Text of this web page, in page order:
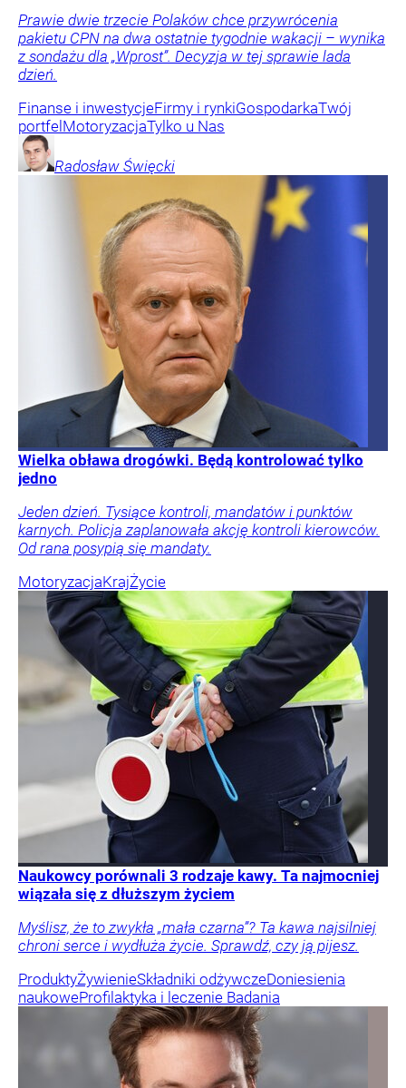
Prawie dwie trzecie Polaków chce przywrócenia
pakietu CPN na dwa ostatnie tygodnie wakacji – wynika
z sondażu dla „Wprost”. Decyzja w tej sprawie lada
dzień.
Finanse i inwestycjeFirmy i rynkiGospodarkaTwój
portfel MotoryzacjaTylko u Nas
Radosław Święcki
Wielka obława drogówki. Będą kontrolować tylko
jedno
Jeden dzień. Tysiące kontroli, mandatów i punktów
karnych. Policja zaplanowała akcję kontroli kierowców.
Od rana posypią się mandaty.
MotoryzacjaKrajŻycie
Naukowcy porównali 3 rodzaje kawy. Ta najmocniej
wiązała się z dłuższym życiem
Myślisz, że to zwykła „mała czarna”? Ta kawa najsilniej
chroni serce i wydłuża życie. Sprawdź, czy ją pijesz.
ProduktyŻywienieSkładniki odżywczeDoniesienia
naukoweProfilaktyka i leczenie Badania